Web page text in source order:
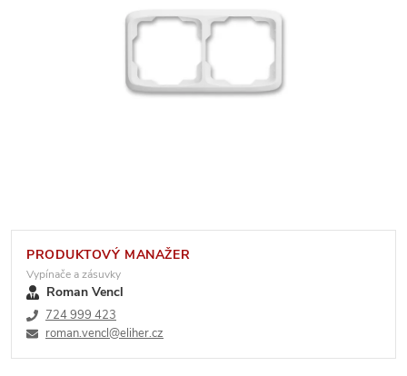
PRODUKTOVÝ MANAŽER
Vypínače a zásuvky
Roman Vencl
724 999 423
roman.vencl@eliher.cz